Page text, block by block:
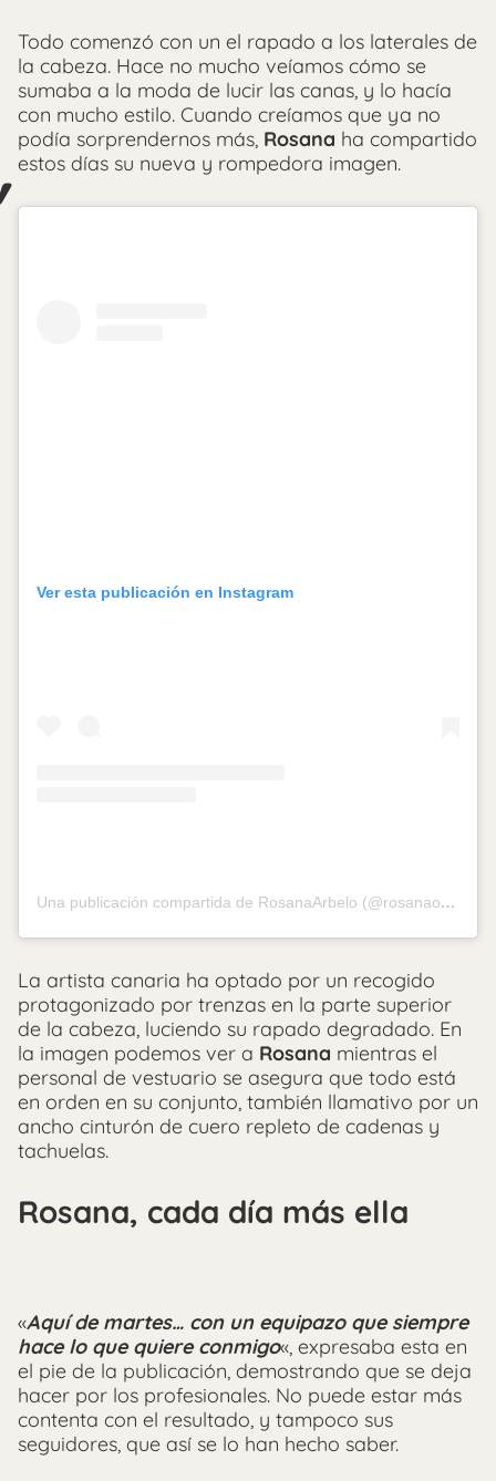
Todo comenzó con un el rapado a los laterales de
la cabeza. Hace no mucho veíamos cómo se
sumaba a la moda de lucir las canas, y lo hacía
con mucho estilo. Cuando creíamos que ya no
podía sorprendernos más, Rosana ha compartido
estos días su nueva y rompedora imagen.
Ver esta publicación en Instagram
Una publicación compartida de RosanaArbelo (@rosanaoficial)
La artista canaria ha optado por un recogido
protagonizado por trenzas en la parte superior
de la cabeza, luciendo su rapado degradado. En
la imagen podemos ver a Rosana mientras el
personal de vestuario se asegura que todo está
en orden en su conjunto, también llamativo por un
ancho cinturón de cuero repleto de cadenas y
tachuelas.
Rosana, cada día más ella
«Aquí de martes… con un equipazo que siempre
hace lo que quiere conmigo«, expresaba esta en
el pie de la publicación, demostrando que se deja
hacer por los profesionales. No puede estar más
contenta con el resultado, y tampoco sus
seguidores, que así se lo han hecho saber.